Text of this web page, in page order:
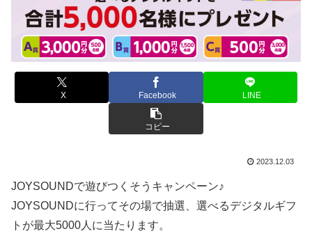
X Facebook LINE
コピー
2023.12.03
JOYSOUNDで遊びつくそうキャンペーン♪
JOYSOUNDに行ってその場で抽選、選べるデジタルギフ
トが最大5000人に当たります。